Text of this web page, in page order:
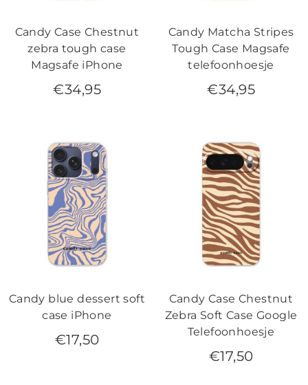
Candy Case Chestnut
zebra tough case
Magsafe iPhone
€34,95
Candy Matcha Stripes
Tough Case Magsafe
telefoonhoesje
€34,95
Candy blue dessert soft
case iPhone
€17,50
Candy Case Chestnut
Zebra Soft Case Google
Telefoonhoesje
€17,50